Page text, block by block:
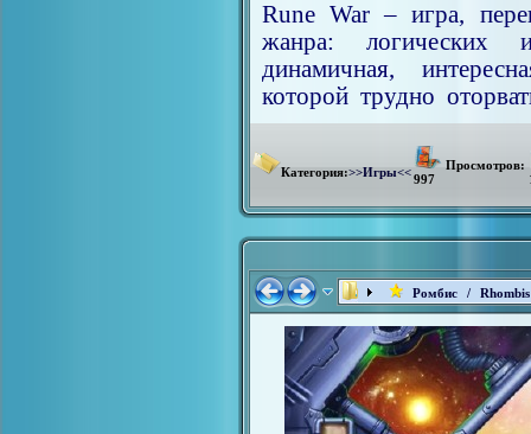
Rune War – игра,
жанра: логических
динамичная,
которой трудно
Категория:>>Игры<<
Просмотров:
997
Ромбис /